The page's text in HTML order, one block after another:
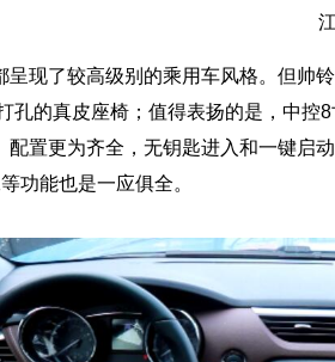
呈现了较高级别的乘用车风格。但帅
孔的真皮座椅；值得表扬的是，中
配置更为齐全，无钥匙进入和一键启
功能也是一应俱全。